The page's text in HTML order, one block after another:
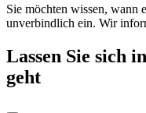
Sie möchten wissen, wann
unverbindlich ein. Wir
Lassen Sie sich
geht